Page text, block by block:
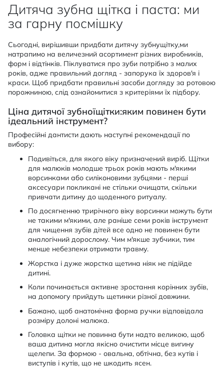
Дитяча зубна щітка і паста: ми
за гарну посмішку
Сьогодні, вирішивши придбати дитячу зубнущітку,ми
натрапимо на величезний асортимент різних виробників,
форм і відтінків. Піклуватися про зуби потрібно з малих
років, адже правильний догляд - запорука їх здоров'я і
краси. Щоб придбати правильні засоби догляду за ротовою
порожниною, слід ознайомитися з критеріями їх підбору.
Ціна дитячої зубноїщітки:яким повинен бути
ідеальний інструмент?
Професійні дантисти дають наступні рекомендації по
вибору:
Подивіться, для якого віку призначений виріб. Щітки
для малюків молодше трьох років мають м'якими
ворсинками або силіконовими зубцями - перші
аксесуари покликані не стільки очищати, скільки
привчати дитину до щоденного ритуалу.
По досягненню трирічного віку ворсинки можуть бути
не такими м'якими, але раніше семи років інструмент
для чищення зубів дітей все одно не повинен бути
аналогічний дорослому. Чим м'якше зубчики, тим
менше небезпеки отримати травму.
Жорстка і дуже жорстка щетина ніяк не підійде
дитині.
Коли починається активне зростання корінних зубів,
на допомогу прийдуть щетинки різної довжини.
Бажано, щоб анатомічна форма ручки відповідала
розміру долоні малюка.
Головка щітки не повинна бути надто великою, щоб
ваша дитина могла якісно очистити місце вигину
щелепи. За формою - овальна, обтічна, без кутів і
виступів і кутів, що не шкодить ясен.